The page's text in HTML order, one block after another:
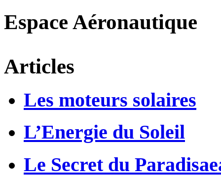
Espace Aéronautique
Articles
Les moteurs solaires
L’Energie du Soleil
Le Secret du